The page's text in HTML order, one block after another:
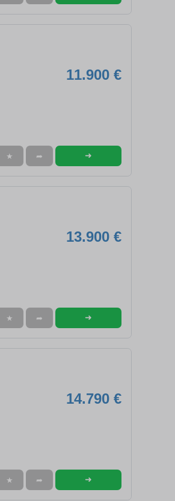
11.900 €
★ ➦ ➜
13.900 €
★ ➦ ➜
14.790 €
★ ➦ ➜